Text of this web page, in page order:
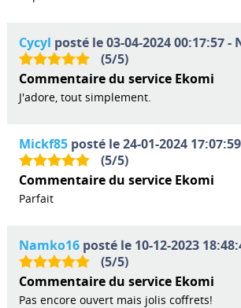
Cycyl posté le 03-04-2024 00:17:57 -
(5/5)
Commentaire du service Ekomi
J'adore, tout simplement.
Mickf85posté le 24-01-2024
(5/5)
Commentaire du service Ekomi
Parfait
Namko16posté le 10-12-2023
(5/5)
Commentaire du service Ekomi
Pas encore ouvert mais jolis coffrets!